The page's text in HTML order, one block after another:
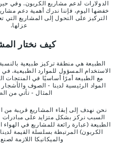
الدولارات لدعم مشاريع الكربون. وفي حين
خفضها اليوم، فإننا ندرك أهمية دعم
التركيز على التحول إلى المشاريع التي
عزلها.
كيف نختار
الطبيعة هي منطقة تركيز طبيعية
الاستخدام المسؤول للموارد الطبيعية. في
مع الطبيعة أمرًا أساسيًا في المنتجات
المواد الرئيسية لدينا - الصوف
المثال - تأتي من
نحن نهدف إلى إبقاء المشاريع قريبة من
السبب نركز بشكل متزايد على مبادرات
الطبيعة (عبارة رائعة للمشاريع في
الكربون) المرتبطة بسلسلة القيمة
والميكانيكا اللازمة